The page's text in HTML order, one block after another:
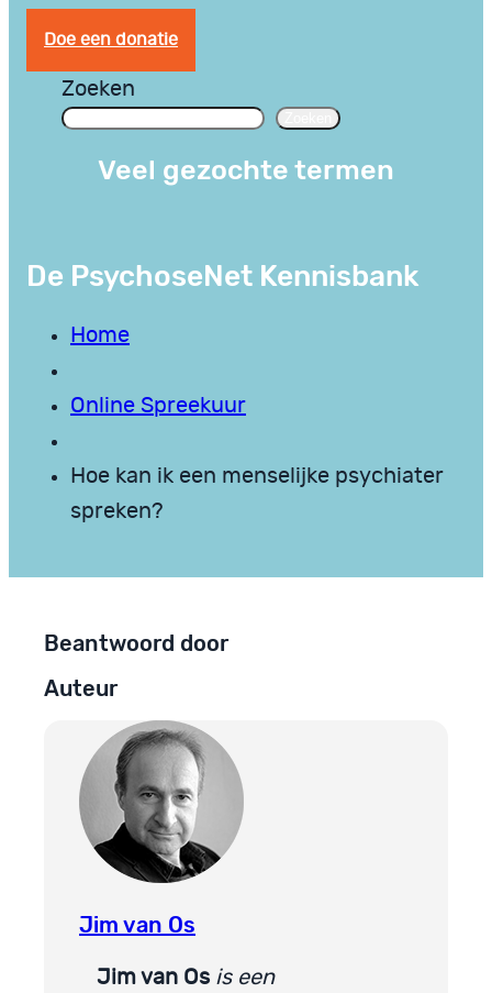
Doe een donatie
Zoeken
Veel gezochte termen
De PsychoseNet Kennisbank
Home
Online Spreekuur
Hoe kan ik een menselijke psychiater
spreken?
Beantwoord door
Auteur
Jim van Os
Jim van Os is een